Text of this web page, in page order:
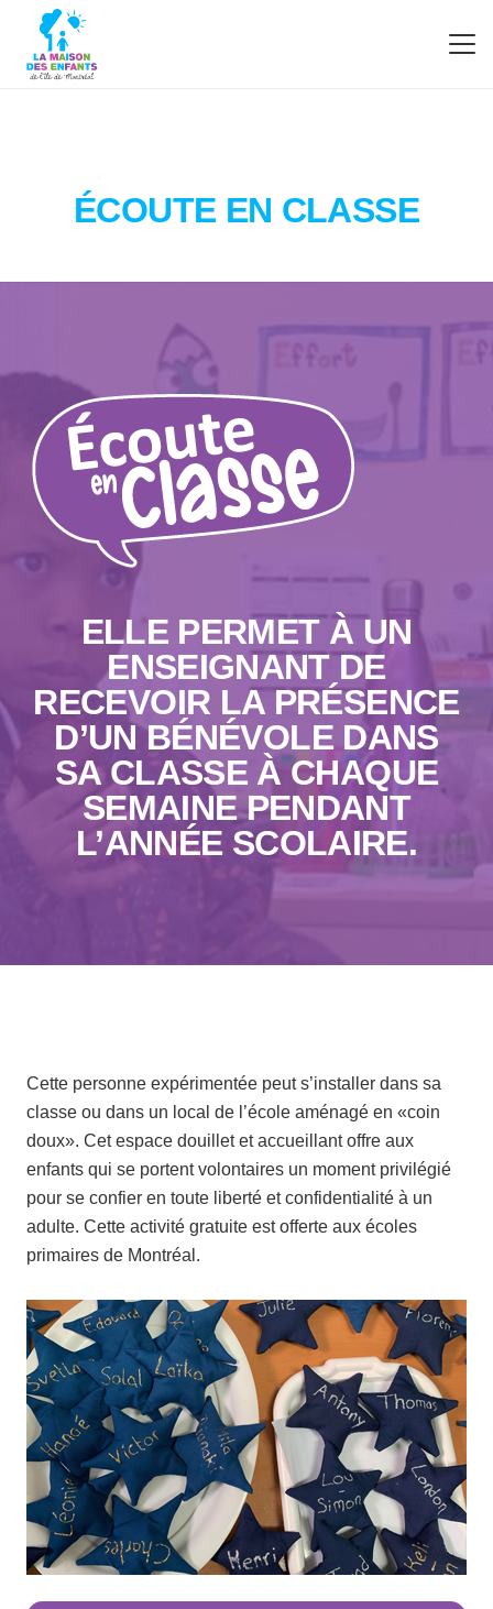
ÉCOUTE EN CLASSE
ELLE PERMET À UN
ENSEIGNANT DE
RECEVOIR LA PRÉSENCE
D’UN BÉNÉVOLE DANS
SA CLASSE À CHAQUE
SEMAINE PENDANT
L’ANNÉE SCOLAIRE.
Cette personne expérimentée peut s’installer dans sa
classe ou dans un local de l’école aménagé en «coin
doux». Cet espace douillet et accueillant offre aux
enfants qui se portent volontaires un moment privilégié
pour se confier en toute liberté et confidentialité à un
adulte. Cette activité gratuite est offerte aux écoles
primaires de Montréal.